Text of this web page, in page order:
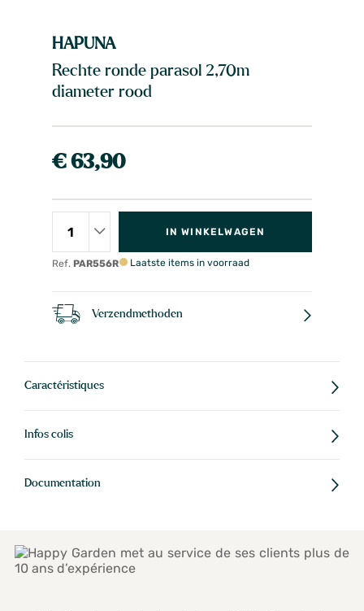
HAPUNA
Rechte ronde parasol 2,70m
diameter rood
€ 63,90
Ref. PAR556R
IN WINKELWAGEN
Laatste items in voorraad
Verzendmethoden
Caractéristiques
Infos colis
Documentation